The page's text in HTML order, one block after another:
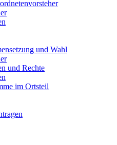
und Wahl
und Rechte
im Ortsteil